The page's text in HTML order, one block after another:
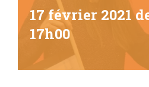
17 février 2021
17h00